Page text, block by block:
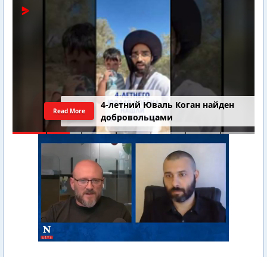
4-летний Юваль Коган найден
добровольцами
Read More